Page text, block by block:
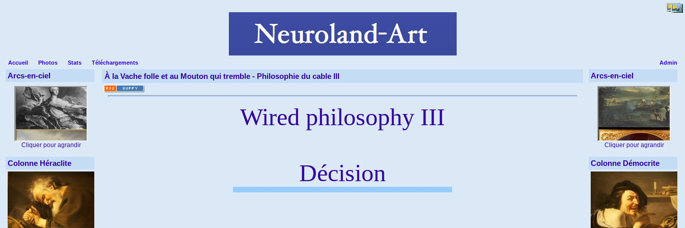
Admin
Accueil Photos Stats Téléchargements
Arcs-en-ciel
Cliquer pour agrandir
Colonne Héraclite
À la Vache folle et au Mouton qui tremble - Philosophie du cable III
Wired philosophy III
Décision
Arcs-en-ciel
Cliquer pour agrandir
Colonne Démocrite